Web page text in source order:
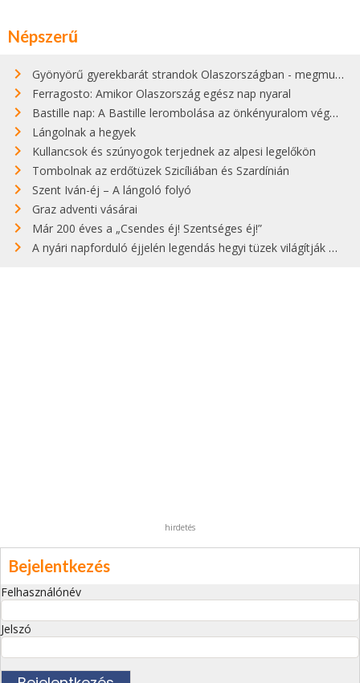
Népszerű
Gyönyörű gyerekbarát strandok Olaszországban - megmutatjuk a 15 legjobbat
Ferragosto: Amikor Olaszország egész nap nyaral
Bastille nap: A Bastille lerombolása az önkényuralom végét jelentette
Lángolnak a hegyek
Kullancsok és szúnyogok terjednek az alpesi legelőkön
Tombolnak az erdőtüzek Szicíliában és Szardínián
Szent Iván-éj – A lángoló folyó
Graz adventi vásárai
Már 200 éves a „Csendes éj! Szentséges éj!”
A nyári napforduló éjjelén legendás hegyi tüzek világítják meg Zugspitzét
hirdetés
Bejelentkezés
Felhasználónév
Jelszó